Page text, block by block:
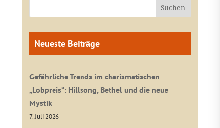
Neueste Beiträge
Gefährliche Trends im charismatischen
„Lobpreis“: Hillsong, Bethel und die neue
Mystik
7. Juli 2026